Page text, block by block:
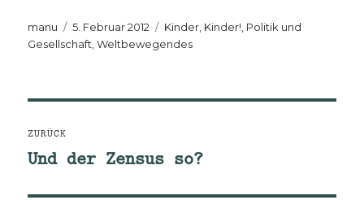
Autor
manu
Veröffentlicht
am
5. Februar 2012 Kategorien
Kinder, Kinder! Politik und
Gesellschaft ,Weltbewegendes
ZURÜCK
Vorheriger
Und der Zensus so?